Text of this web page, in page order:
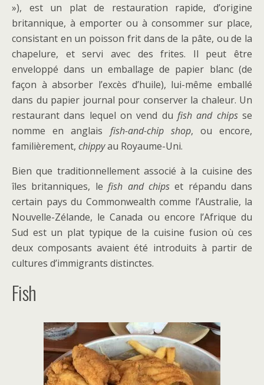
»), est un plat de restauration rapide, d’origine
britannique, à emporter ou à consommer sur place,
consistant en un poisson frit dans de la pâte, ou de la
chapelure, et servi avec des frites. Il peut être
enveloppé dans un emballage de papier blanc (de
façon à absorber l’excès d’huile), lui-même emballé
dans du papier journal pour conserver la chaleur. Un
restaurant dans lequel on vend du fish and chipsse
nomme en anglais fish-and-chip shop, ou encore,
familièrement, chippyau Royaume-Uni.
Bien que traditionnellement associé à la cuisine des
îles britanniques, lefish and chipset répandu dans
certain pays du Commonwealth comme l’Australie, la
Nouvelle-Zélande, le Canada ou encore l’Afrique du
Sud est un plat typique de la cuisine fusion où ces
deux composants avaient été introduits à partir de
cultures d’immigrants distinctes.
Fish